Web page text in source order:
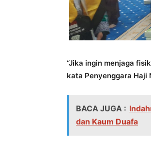
“Jika ingin menjaga
kata Penyenggara Haji
BACA JUGA :
dan Kaum Duafa